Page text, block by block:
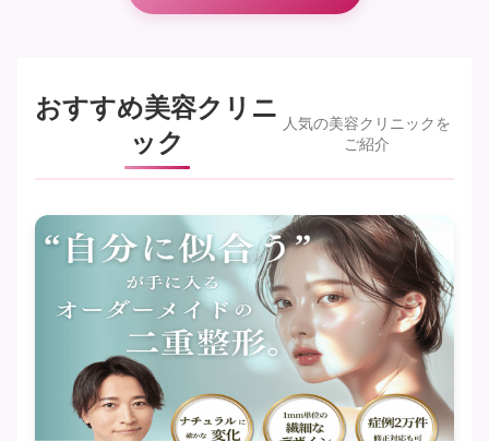
おすすめ美容クリニ
ック
人気の美容クリニックを
ご紹介